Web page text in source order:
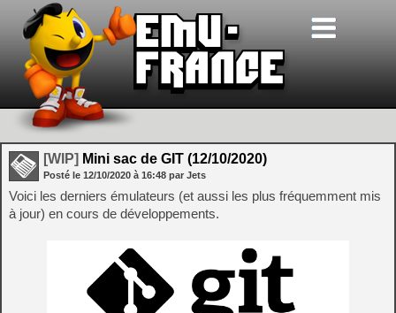
[WIP] Mini sac de GIT (12/10/2020)
Posté le 12/10/2020 à 16:48 par Jets
Voici les derniers émulateurs (et aussi les plus fréquemment mis
à jour) en cours de développements.